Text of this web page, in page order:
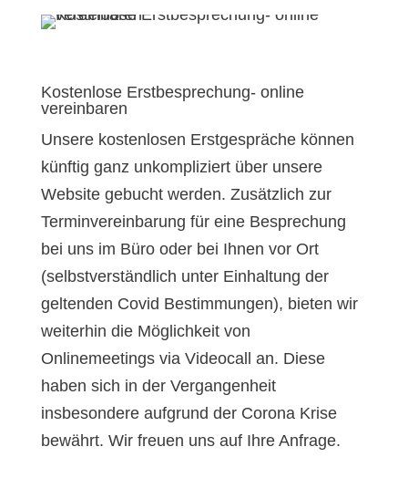
Kostenlose Erstbesprechung- online
vereinbaren
Unsere kostenlosen Erstgespräche können
künftig ganz unkompliziert über unsere
Website gebucht werden. Zusätzlich zur
Terminvereinbarung für eine Besprechung
bei uns im Büro oder bei Ihnen vor Ort
(selbstverständlich unter Einhaltung der
geltenden Covid Bestimmungen), bieten wir
weiterhin die Möglichkeit von
Onlinemeetings via Videocall an. Diese
haben sich in der Vergangenheit
insbesondere aufgrund der Corona Krise
bewährt. Wir freuen uns auf Ihre Anfrage.